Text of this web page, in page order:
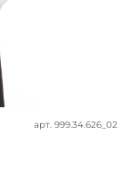
арт. 999.34.626_02